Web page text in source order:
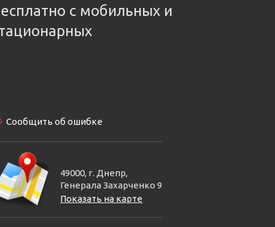
с мобильных и
Сообщить об ошибке
49000, г. Днепр,
Генерала Захарченко 9
Показать на карте